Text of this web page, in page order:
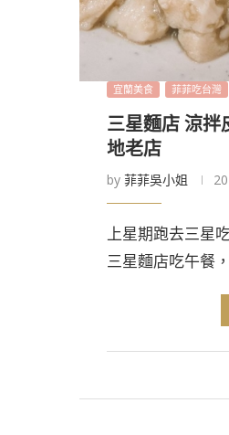
宜蘭美食 菲菲吃台灣
三星麵店 涼
地老店
by 菲菲吳小姐
上星期跑去三星
三星麵店吃午餐